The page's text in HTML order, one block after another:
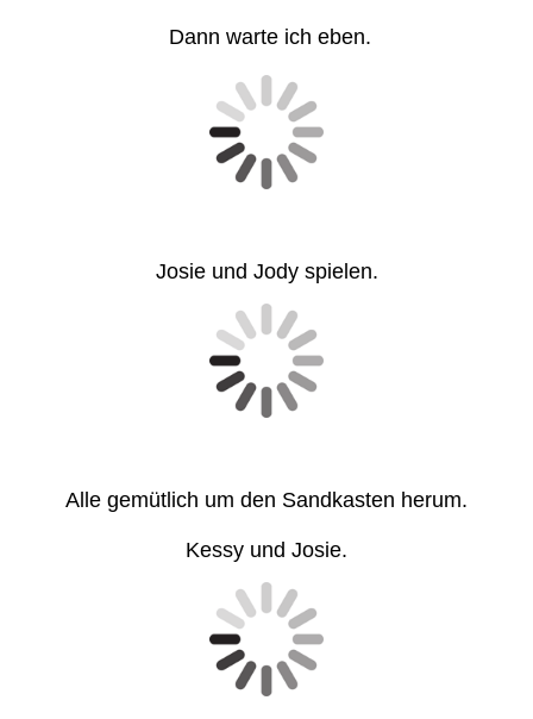
Dann warte ich eben.
Josie und Jody spielen.
Alle gemütlich um den Sandkasten herum.
Kessy und Josie.